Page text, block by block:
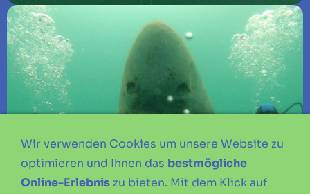
Wir verwenden Cookies um unsere Website zu
optimieren und Ihnen das bestmögliche
Online-Erlebnis zu bieten. Mit dem Klick auf